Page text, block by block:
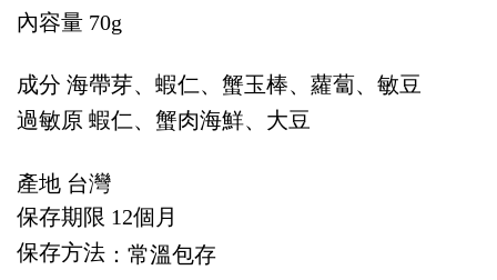
內容量 70g
成分 海帶芽、蝦仁、蟹玉棒、蘿蔔、敏豆
過敏原 蝦仁、蟹肉海鮮、大豆
產地 台灣
保存期限 12個月
保存方法 ：常溫包存